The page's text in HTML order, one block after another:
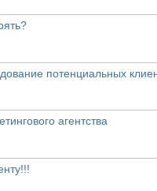
потенциальных
агентства